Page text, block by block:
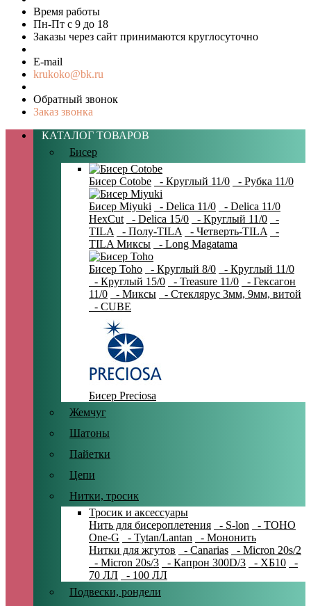
Время работы
Пн-Пт с 9 до 18
Заказы через сайт принимаются круглосуточно
E-mail
krukoko@bk.ru
Обратный звонок
Заказ звонка
КАТАЛОГ ТОВАРОВ
Бисер
Бисер Cotobe - Круглый 11/0 - Рубка 11/0
Бисер Miyuki - Delica 11/0
- Delica 11/0
HexCut
- Delica 15/0 - Круглый 11/0
-
TILA
- Полу-TILA - Четверть-TILA
-
TILA Миксы
- Long Magatama
Бисер Toho - Круглый 8/0
- Круглый 11/0
- Круглый 15/0
- Treasure 11/0
- Гексагон
11/0
- Миксы
- Стеклярус 3мм, 9мм, витой
- CUBE
Бисер Preciosa
Жемчуг
Шатоны
Пайетки
Цепи
Нитки, тросик
Тросик и аксессуары
Нить для бисероплетения
- S-lon
- TOHO
One-G
- Tytan/Lantan
- Мононить
Нитки для жгутов
- Canarias
- Micron 20s/2
- Micron 20s/3
- Капрон 300D/3 - ХБ10
-
70 ЛЛ
- 100 ЛЛ
Подвески, рондели